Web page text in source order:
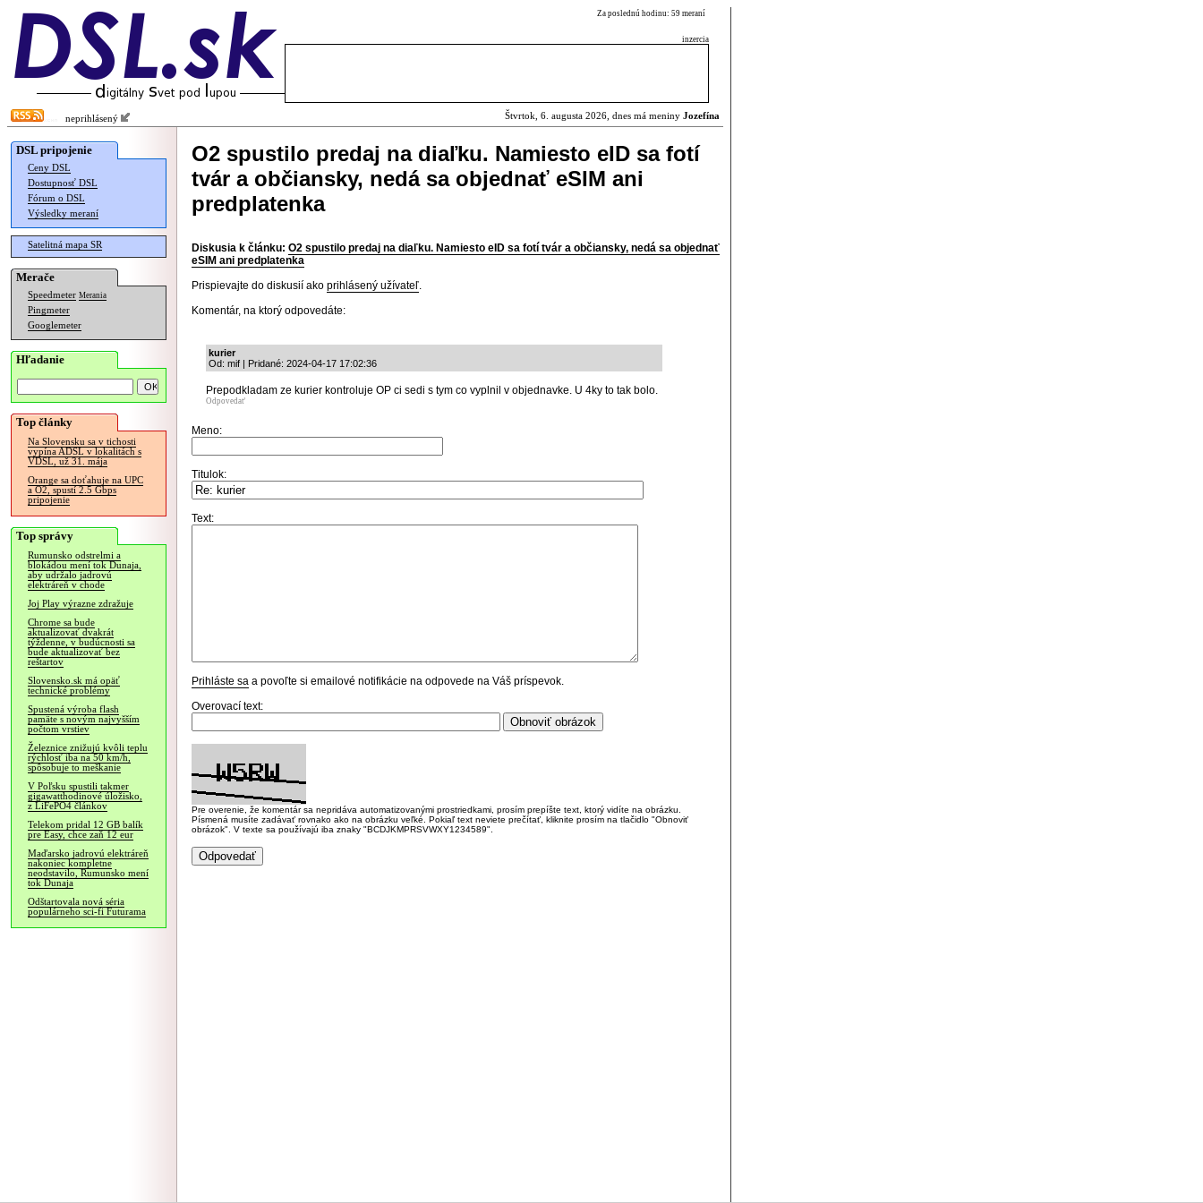
Za poslednú hodinu: 59 meraní
inzercia
neprihlásený Štvrtok, 6. augusta 2026, dnes má meniny Jozefína
DSL pripojenie
Ceny DSL
Dostupnosť DSL
Fórum o DSL
Výsledky meraní
Satelitná mapa SR
Merače
Speedmeter Merania
Pingmeter
Googlemeter
Hľadanie
Top články
Na Slovensku sa v tichosti
vypína ADSL v lokalitách s
VDSL, už 31. mája
Orange sa doťahuje na UPC
a O2, spustí 2.5 Gbps
pripojenie
Top správy
Rumunsko odstrelmi a
blokádou mení tok Dunaja,
aby udržalo jadrovú
elektráreň v chode
Joj Play výrazne zdražuje
Chrome sa bude
aktualizovať dvakrát
týždenne, v budúcnosti sa
bude aktualizovať bez
reštartov
Slovensko.sk má opäť
technické problémy
Spustená výroba flash
pamäte s novým najvyšším
počtom vrstiev
Železnice znižujú kvôli teplu
rýchlosť iba na 50 km/h,
spôsobuje to meškanie
V Poľsku spustili takmer
gigawatthodinové úložisko,
z LiFePO4 článkov
Telekom pridal 12 GB balík
pre Easy, chce zaň 12 eur
Maďarsko jadrovú elektráreň
nakoniec kompletne
neodstavilo, Rumunsko mení
tok Dunaja
Odštartovala nová séria
populárneho sci-fi Futurama
O2 spustilo predaj na diaľku. Namiesto eID sa fotí
tvár a občiansky, nedá sa objednať eSIM ani
predplatenka
Diskusia k článku: O2 spustilo predaj na diaľku. Namiesto eID sa fotí tvár a občiansky, nedá sa objednať
eSIM ani predplatenka
Prispievajte do diskusií ako prihlásený užívateľ.
Komentár, na ktorý odpovedáte:
kurier
Od: mif | Pridané: 2024-04-17 17:02:36
Prepodkladam ze kurier kontroluje OP ci sedi s tym co vyplnil v objednavke. U 4ky to tak bolo.
Odpovedať
Meno:
Titulok:
Text:
Prihláste sa a povoľte si emailové notifikácie na odpovede na Váš príspevok.
Overovací text:
Pre overenie, že komentár sa nepridáva automatizovanými prostriedkami, prosím prepíšte text, ktorý vidíte na obrázku.
Písmená musíte zadávať rovnako ako na obrázku veľké. Pokiaľ text neviete prečítať, kliknite prosím na tlačidlo "Obnoviť
obrázok". V texte sa používajú iba znaky "BCDJKMPRSVWXY1234589".